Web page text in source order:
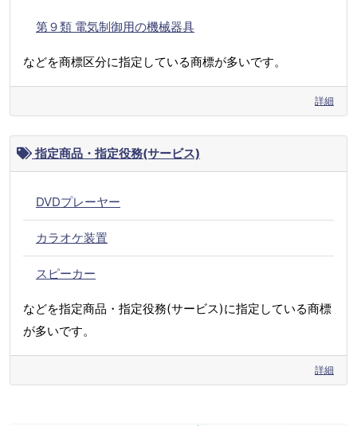
第９類 電気制御用の機械器具
などを商標区分に指定している商標が多いです。
詳細
指定商品・指定役務(サービス)
DVDプレーヤー
カラオケ装置
スピーカー
などを指定商品・指定役務(サービス)に指定している商標
が多いです。
詳細